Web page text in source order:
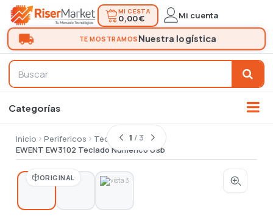
MI CESTA
0,00 € Mi cuenta
Inicio Perifericos
Teclados
EWENT EW3102 Teclado Númerico Usb
ORIGINAL
1 / 3